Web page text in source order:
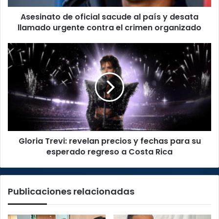
llamado
urgente
contra
crimen
organizado
Asesinato de oficial sacude al país y desata
llamado urgente contra el crimen organizado
Gloria
Trevi:
revelan
precios
y
fechas
esperado
regreso
Gloria Trevi: revelan precios y fechas para su
esperado regreso a Costa Rica
Publicaciones relacionadas